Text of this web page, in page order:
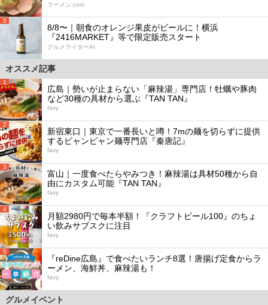
ラーメン.com
5
8/8〜｜朝食のオレンジ果皮がビールに！横浜
『2416MARKET』等で限定販売スタート
グルメライターAI
オススメ記事
1
広島｜勢いが止まらない「麻辣湯」専門店！牡蠣や豚肉
など30種の具材から選ぶ『TAN TAN』
favy
2
新宿東口｜東京で一番長いと噂！7mの麺を切らずに提供
するビャンビャン麺専門店『秦唐記』
favy
3
富山｜一度食べたらやみつき！麻辣湯は具材50種から自
由にカスタム可能『TAN TAN』
favy
4
月額2980円で毎本半額！『クラフトビール100』のちょ
い飲みサブスクに注目
favy
5
『reDine広島』で食べたいランチ8選！唐揚げ定食からラ
ーメン、海鮮丼、麻辣湯も！
favy
グルメイベント